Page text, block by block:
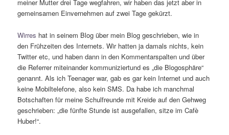
meiner Mutter drei Tage wegfahren, wir haben das jetzt aber in
gemeinsamen Einvernehmen auf zwei Tage gekürzt.
Wirres hat in seinem Blog über mein Blog geschrieben, wie in
den Frühzeiten des Internets. Wir hatten ja damals nichts, kein
Twitter etc, und haben dann in den Kommentarspalten und über
die Referrer miteinander kommuniziertund es „die Blogosphäre“
genannt. Als ich Teenager war, gab es gar kein Internet und auch
keine Mobiltelefone, also kein SMS. Da habe ich manchmal
Botschaften für meine Schulfreunde mit Kreide auf den Gehweg
geschrieben: „die fünfte Stunde ist ausgefallen, sitze im Cafè
Huber!“.